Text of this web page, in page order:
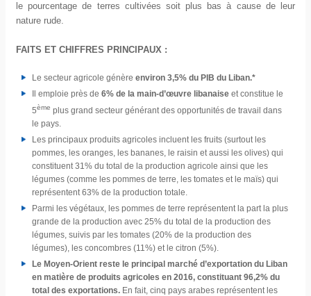
le pourcentage de terres cultivées soit plus bas à cause de leur
nature rude.
FAITS ET CHIFFRES PRINCIPAUX :
Le secteur agricole génère environ 3,5% du PIB du Liban.*
Il emploie près de 6% de la main-d’œuvre libanaise et constitue le
5ème plus grand secteur générant des opportunités de travail dans
le pays.
Les principaux produits agricoles incluent les fruits (surtout les
pommes, les oranges, les bananes, le raisin et aussi les olives) qui
constituent 31% du total de la production agricole ainsi que les
légumes (comme les pommes de terre, les tomates et le maïs) qui
représentent 63% de la production totale.
Parmi les végétaux, les pommes de terre représentent la part la plus
grande de la production avec 25% du total de la production des
légumes, suivis par les tomates (20% de la production des
légumes), les concombres (11%) et le citron (5%).
Le Moyen-Orient reste le principal marché d’exportation du Liban
en matière de produits agricoles en 2016, constituant 96,2% du
total des exportations. En fait, cinq pays arabes représentent les